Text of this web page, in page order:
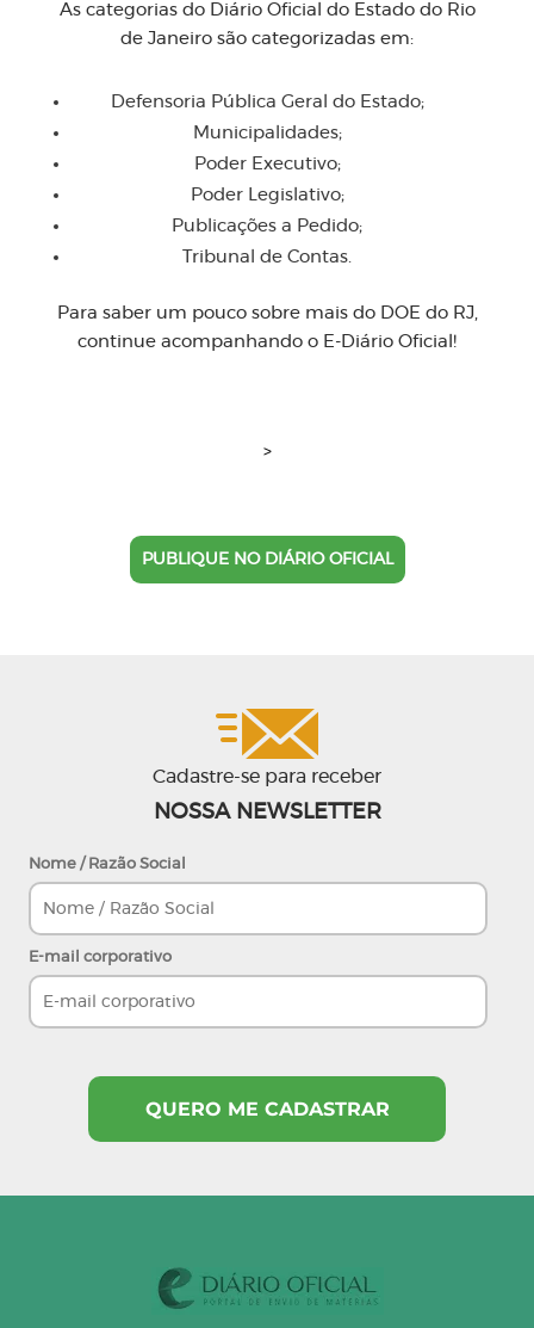
As categorias do Diário Oficial do Estado do Rio
de Janeiro são categorizadas em:
Defensoria Pública Geral do Estado;
Municipalidades;
Poder Executivo;
Poder Legislativo;
Publicações a Pedido;
Tribunal de Contas.
Para saber um pouco sobre mais do DOE do RJ,
continue acompanhando o E-Diário Oficial!
>
PUBLIQUE NO DIÁRIO OFICIAL
Cadastre-se para receber
NOSSA NEWSLETTER
Nome / Razão Social
E-mail corporativo